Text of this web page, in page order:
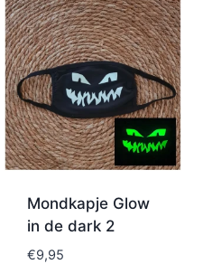
Mondkapje Glow
in de dark 2
€9,95